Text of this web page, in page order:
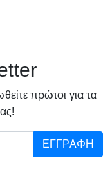
πρώτοι για τα
ΕΓΓΡΑΦΗ